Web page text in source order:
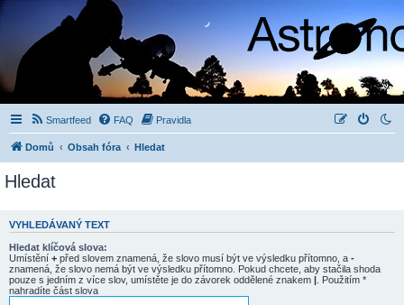
Smartfeed FAQ Pravidla
Domů Obsah fóra Hledat
Hledat
VYHLEDÁVANÝ TEXT
Hledat klíčová slova:
Umístění + před slovem znamená, že slovo musí být ve výsledku přítomno, a -
znamená, že slovo nemá být ve výsledku přítomno. Pokud chcete, aby stačila shoda
pouze s jedním z více slov, umístěte je do závorek oddělené znakem | . Použitím *
nahradíte část slova